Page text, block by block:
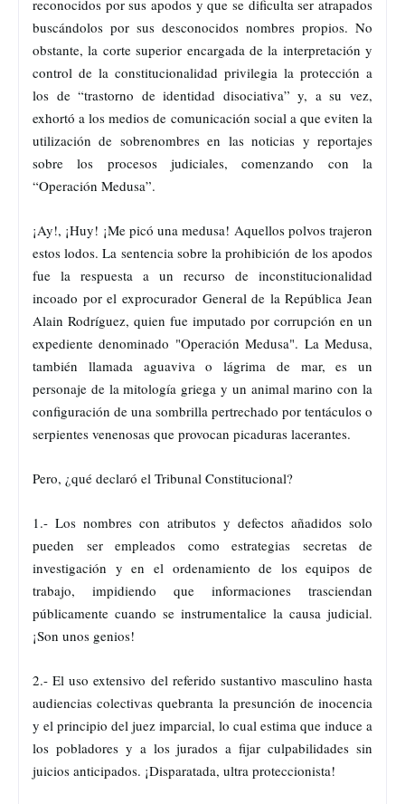
reconocidos por sus apodos y que se dificulta ser atrapados
buscándolos por sus desconocidos nombres propios. No
obstante, la corte superior encargada de la interpretación y
control de la constitucionalidad privilegia la protección a
los de “trastorno de identidad disociativa” y, a su vez,
exhortó a los medios de comunicación social a que eviten la
utilización de sobrenombres en las noticias y reportajes
sobre los procesos judiciales, comenzando con la
“Operación Medusa”.
¡Ay!, ¡Huy! ¡Me picó una medusa! Aquellos polvos trajeron
estos lodos. La sentencia sobre la prohibición de los apodos
fue la respuesta a un recurso de inconstitucionalidad
incoado por el exprocurador General de la República Jean
Alain Rodríguez, quien fue imputado por corrupción en un
expediente denominado "Operación Medusa". La Medusa,
también llamada aguaviva o lágrima de mar, es un
personaje de la mitología griega y un animal marino con la
configuración de una sombrilla pertrechado por tentáculos o
serpientes venenosas que provocan picaduras lacerantes.
Pero, ¿qué declaró el Tribunal Constitucional?
1.- Los nombres con atributos y defectos añadidos solo
pueden ser empleados como estrategias secretas de
investigación y en el ordenamiento de los equipos de
trabajo, impidiendo que informaciones trasciendan
públicamente cuando se instrumentalice la causa judicial.
¡Son unos genios!
2.- El uso extensivo del referido sustantivo masculino hasta
audiencias colectivas quebranta la presunción de inocencia
y el principio del juez imparcial, lo cual estima que induce a
los pobladores y a los jurados a fijar culpabilidades sin
juicios anticipados. ¡Disparatada, ultra proteccionista!